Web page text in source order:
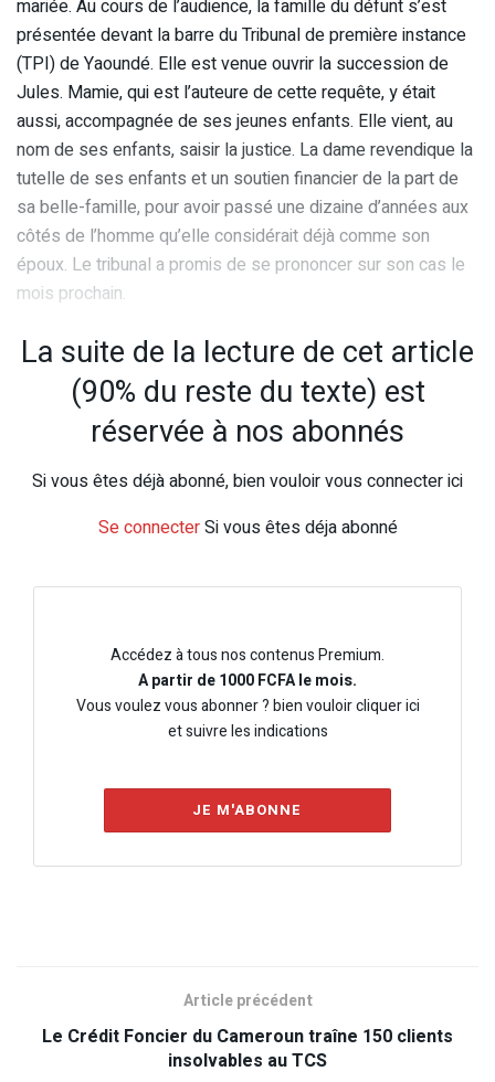
mariée. Au cours de l’audience, la famille du défunt s’est
présentée devant la barre du Tribunal de première instance
(TPI) de Yaoundé. Elle est venue ouvrir la succession de
Jules. Mamie, qui est l’auteure de cette requête, y était
aussi, accompagnée de ses jeunes enfants. Elle vient, au
nom de ses enfants, saisir la justice. La dame revendique la
tutelle de ses enfants et un soutien financier de la part de
sa belle-famille, pour avoir passé une dizaine d’années aux
côtés de l’homme qu’elle considérait déjà comme son
époux. Le tribunal a promis de se prononcer sur son cas le
mois prochain.
La suite de la lecture de cet article
(90% du reste du texte) est
réservée à nos abonnés
Si vous êtes déjà abonné, bien vouloir vous connecter ici
Se connecterSi vous êtes déja abonné
Accédez à tous nos contenus Premium.
A partir de 1000 FCFA le mois.
Vous voulez vous abonner ? bien vouloir cliquer ici
et suivre les indications
JE M'ABONNE
Article précédent
Le Crédit Foncier du Cameroun traîne 150 clients
insolvables au TCS